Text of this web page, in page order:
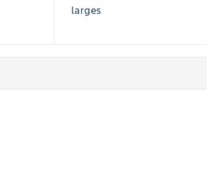
larges